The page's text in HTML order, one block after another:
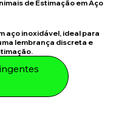
de Estimação em Aço
aço inoxidável, ideal para
lembrança discreta e